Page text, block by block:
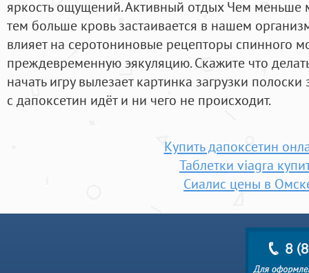
яркость ощущений. Активный отдых Чем меньше
тем больше кровь застаивается в нашем
влияет на серотониновые рецепторы спинного
преждевременную эякуляцию. Скажите что
начать игру вылезает картинка загрузки
c дапоксетин идёт и ни чего не происходит.
Купить дапоксетин
Таблетки viagra
Сиалис цены в